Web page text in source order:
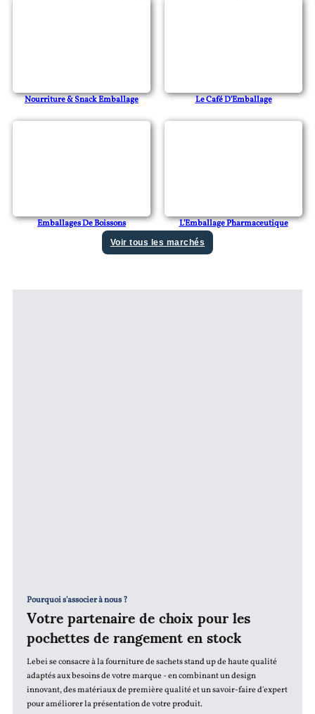
Nourriture & Snack Emballage Le Café D'Emballage
Emballages De Boissons L'Emballage Pharmaceutique
Voir tous les marchés
Pourquoi s'associer à nous ?
Votre partenaire de choix pour les
pochettes de rangement en stock
Lebei se consacre à la fourniture de sachets stand up de haute qualité
adaptés aux besoins de votre marque - en combinant un design
innovant, des matériaux de première qualité et un savoir-faire d'expert
pour améliorer la présentation de votre produit.